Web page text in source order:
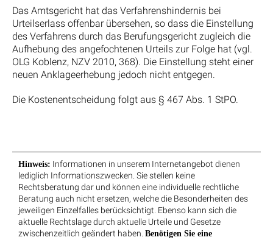
Das Amtsgericht hat das Verfahrenshindernis bei
Urteilserlass offenbar übersehen, so dass die Einstellung
des Verfahrens durch das Berufungsgericht zugleich die
Aufhebung des angefochtenen Urteils zur Folge hat (vgl.
OLG Koblenz, NZV 2010, 368). Die Einstellung steht einer
neuen Anklageerhebung jedoch nicht entgegen.
Die Kostenentscheidung folgt aus § 467 Abs. 1 StPO.
Hinweis: Informationen in unserem Internetangebot dienen
lediglich Informationszwecken. Sie stellen keine
Rechtsberatung dar und können eine individuelle rechtliche
Beratung auch nicht ersetzen, welche die Besonderheiten des
jeweiligen Einzelfalles berücksichtigt. Ebenso kann sich die
aktuelle Rechtslage durch aktuelle Urteile und Gesetze
zwischenzeitlich geändert haben. Benötigen Sie eine